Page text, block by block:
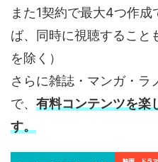
また1契約で最大4つ作成
ば、同時に視聴すること
を除く）
さらに雑誌・マンガ・ラ
で、 有料コンテンツを楽
す。